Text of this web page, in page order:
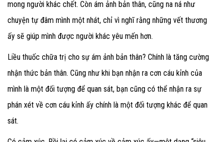
mong người khác chết. Còn ám ảnh bản thân, cũng na ná như
chuyện tự đâm mình một nhát, chỉ vì nghĩ rằng những vết thương
ấy sẽ giúp mình được người khác yêu mến hơn.
Liều thuốc chữa trị cho sự ám ảnh bản thân? Chính là tăng cường
nhận thức bản thân. Cũng như khi bạn nhận ra cơn cáu kỉnh của
mình là một đối tượng để quan sát, bạn cũng có thể nhận ra sự
phán xét về cơn cáu kỉnh ấy chính là một đối tượng khác để quan
sát.